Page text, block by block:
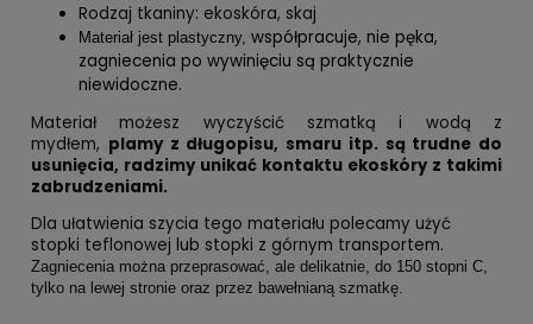
Rodzaj tkaniny: ekoskóra, skaj
Materiał jest plastyczny, współpracuje, nie pęka,
zagniecenia po wywinięciu są praktycznie
niewidoczne.
Materiał możesz wyczyścić szmatką i wodą z
mydłem, plamy z długopisu, smaru itp. są trudne do
usunięcia, radzimy unikać kontaktu ekoskóry z takimi
zabrudzeniami.
Dla ułatwienia szycia tego materiału polecamy użyć
stopki teflonowej lub stopki z górnym transportem.
Zagniecenia można przeprasować, ale delikatnie, do 150 stopni C,
tylko na lewej stronie oraz przez bawełnianą szmatkę.